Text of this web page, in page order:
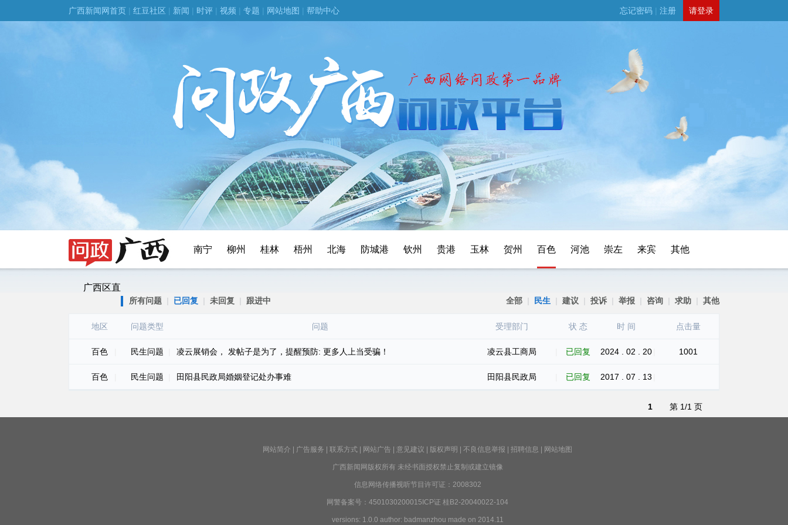
广西新闻网首页 | 红豆社区 | 新闻 | 时评 | 视频 | 专题 | 网站地图 | 帮助中心 请登录
忘记密码 | 注册
南宁 柳州 桂林 梧州 北海 防城港 钦州 贵港 玉林 贺州 百色 河池 崇左 来宾 其他
广西区直
所有问题 | 已回复 | 未回复 | 跟进中 全部 | 民生 | 建议 | 投诉 | 举报 | 咨询 | 求助 | 其他
地区 问题类型 问题 受理部门 状 态 时 间 点击量
百色 民生问题 凌云展销会， 发帖子是为了，提醒预防: 更多人上当受骗！ 凌云县工商局 已回复 2024 . 02 . 20 1001
百色 民生问题 田阳县民政局婚姻登记处办事难 田阳县民政局 已回复 2017 . 07 . 13
1 第 1/1 页
网站简介 广告服务 联系方式 网站广告 意见建议 版权声明 不良信息举报 招聘信息 网站地图
广西新闻网版权所有 未经书面授权禁止复制或建立镜像
信息网络传播视听节目许可证：2008302
网警备案号：4501030200015ICP证 桂B2-20040022-104
versions: 1.0.0 author: badmanzhou made on 2014.11